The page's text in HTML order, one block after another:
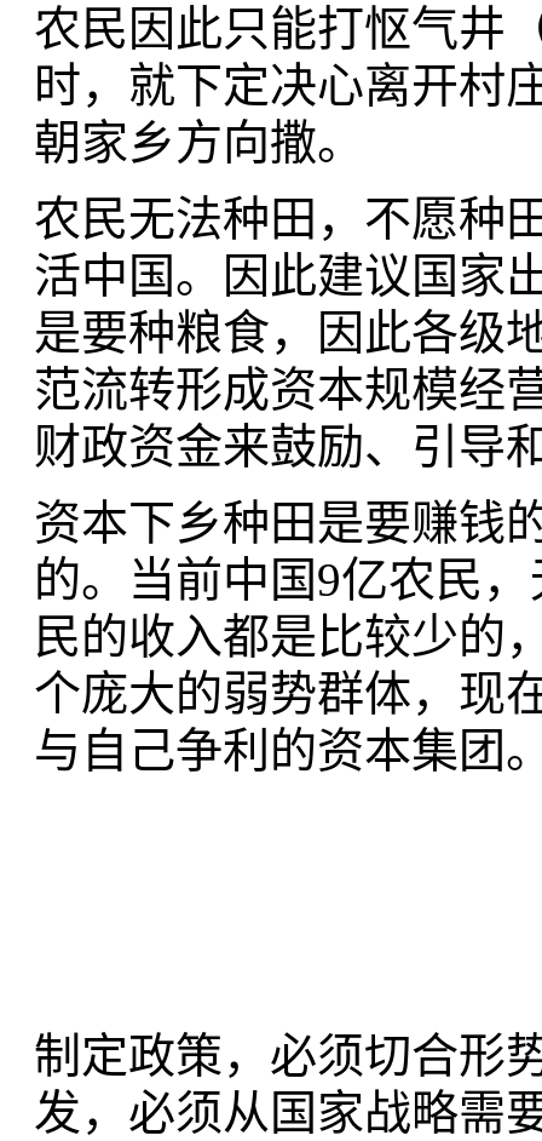
农民因此只能打怄气井
时，就下定决心离开村
朝家乡方向撒。
农民无法种田，不愿种
活中国。因此建议国家
是要种粮食，因此各级
范流转形成资本规模经
财政资金来鼓励、引导
资本下乡种田是要赚钱
的。当前中国9亿农民
民的收入都是比较少的
个庞大的弱势群体，现
与自己争利的资本集团
制定政策，必须切合形
发，必须从国家战略需